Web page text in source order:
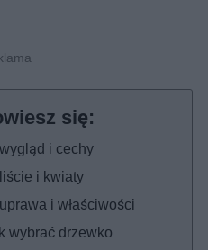
i cechy
i kwiaty
i właściwości
wybrać drzewko